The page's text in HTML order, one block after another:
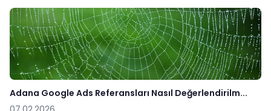
Adana Google Ads Referansları Nasıl Değerlendirilm...